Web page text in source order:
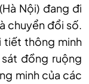
Nội) đang đi
chuyển đổi số.
tiết thông minh
đồng ruộng
minh của các